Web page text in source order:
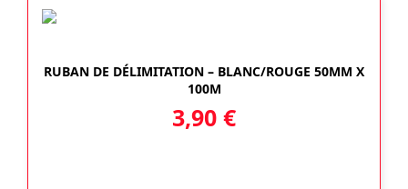
RUBAN DE DÉLIMITATION – BLANC/ROUGE 50MM X
100M
3,90 €